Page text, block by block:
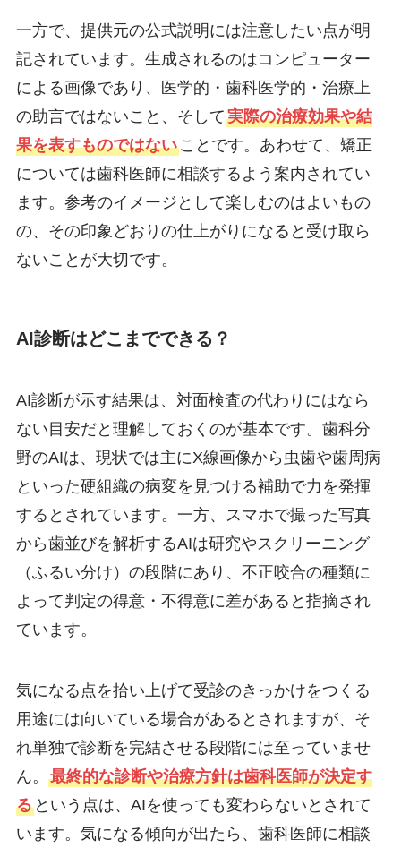
一方で、提供元の公式説明には注意したい点が明
記されています。生成されるのはコンピューター
による画像であり、医学的・歯科医学的・治療上
の助言ではないこと、そして実際の治療効果や結
果を表すものではないことです。あわせて、矯正
については歯科医師に相談するよう案内されてい
ます。参考のイメージとして楽しむのはよいもの
の、その印象どおりの仕上がりになると受け取ら
ないことが大切です。
AI診断はどこまでできる？
AI診断が示す結果は、対面検査の代わりにはなら
ない目安だと理解しておくのが基本です。歯科分
野のAIは、現状では主にX線画像から虫歯や歯周病
といった硬組織の病変を見つける補助で力を発揮
するとされています。一方、スマホで撮った写真
から歯並びを解析するAIは研究やスクリーニング
（ふるい分け）の段階にあり、不正咬合の種類に
よって判定の得意・不得意に差があると指摘され
ています。
気になる点を拾い上げて受診のきっかけをつくる
用途には向いている場合があるとされますが、そ
れ単独で診断を完結させる段階には至っていませ
ん。 最終的な診断や治療方針は歯科医師が決定す
るという点は、AIを使っても変わらないとされて
います。気になる傾向が出たら、歯科医師に相談